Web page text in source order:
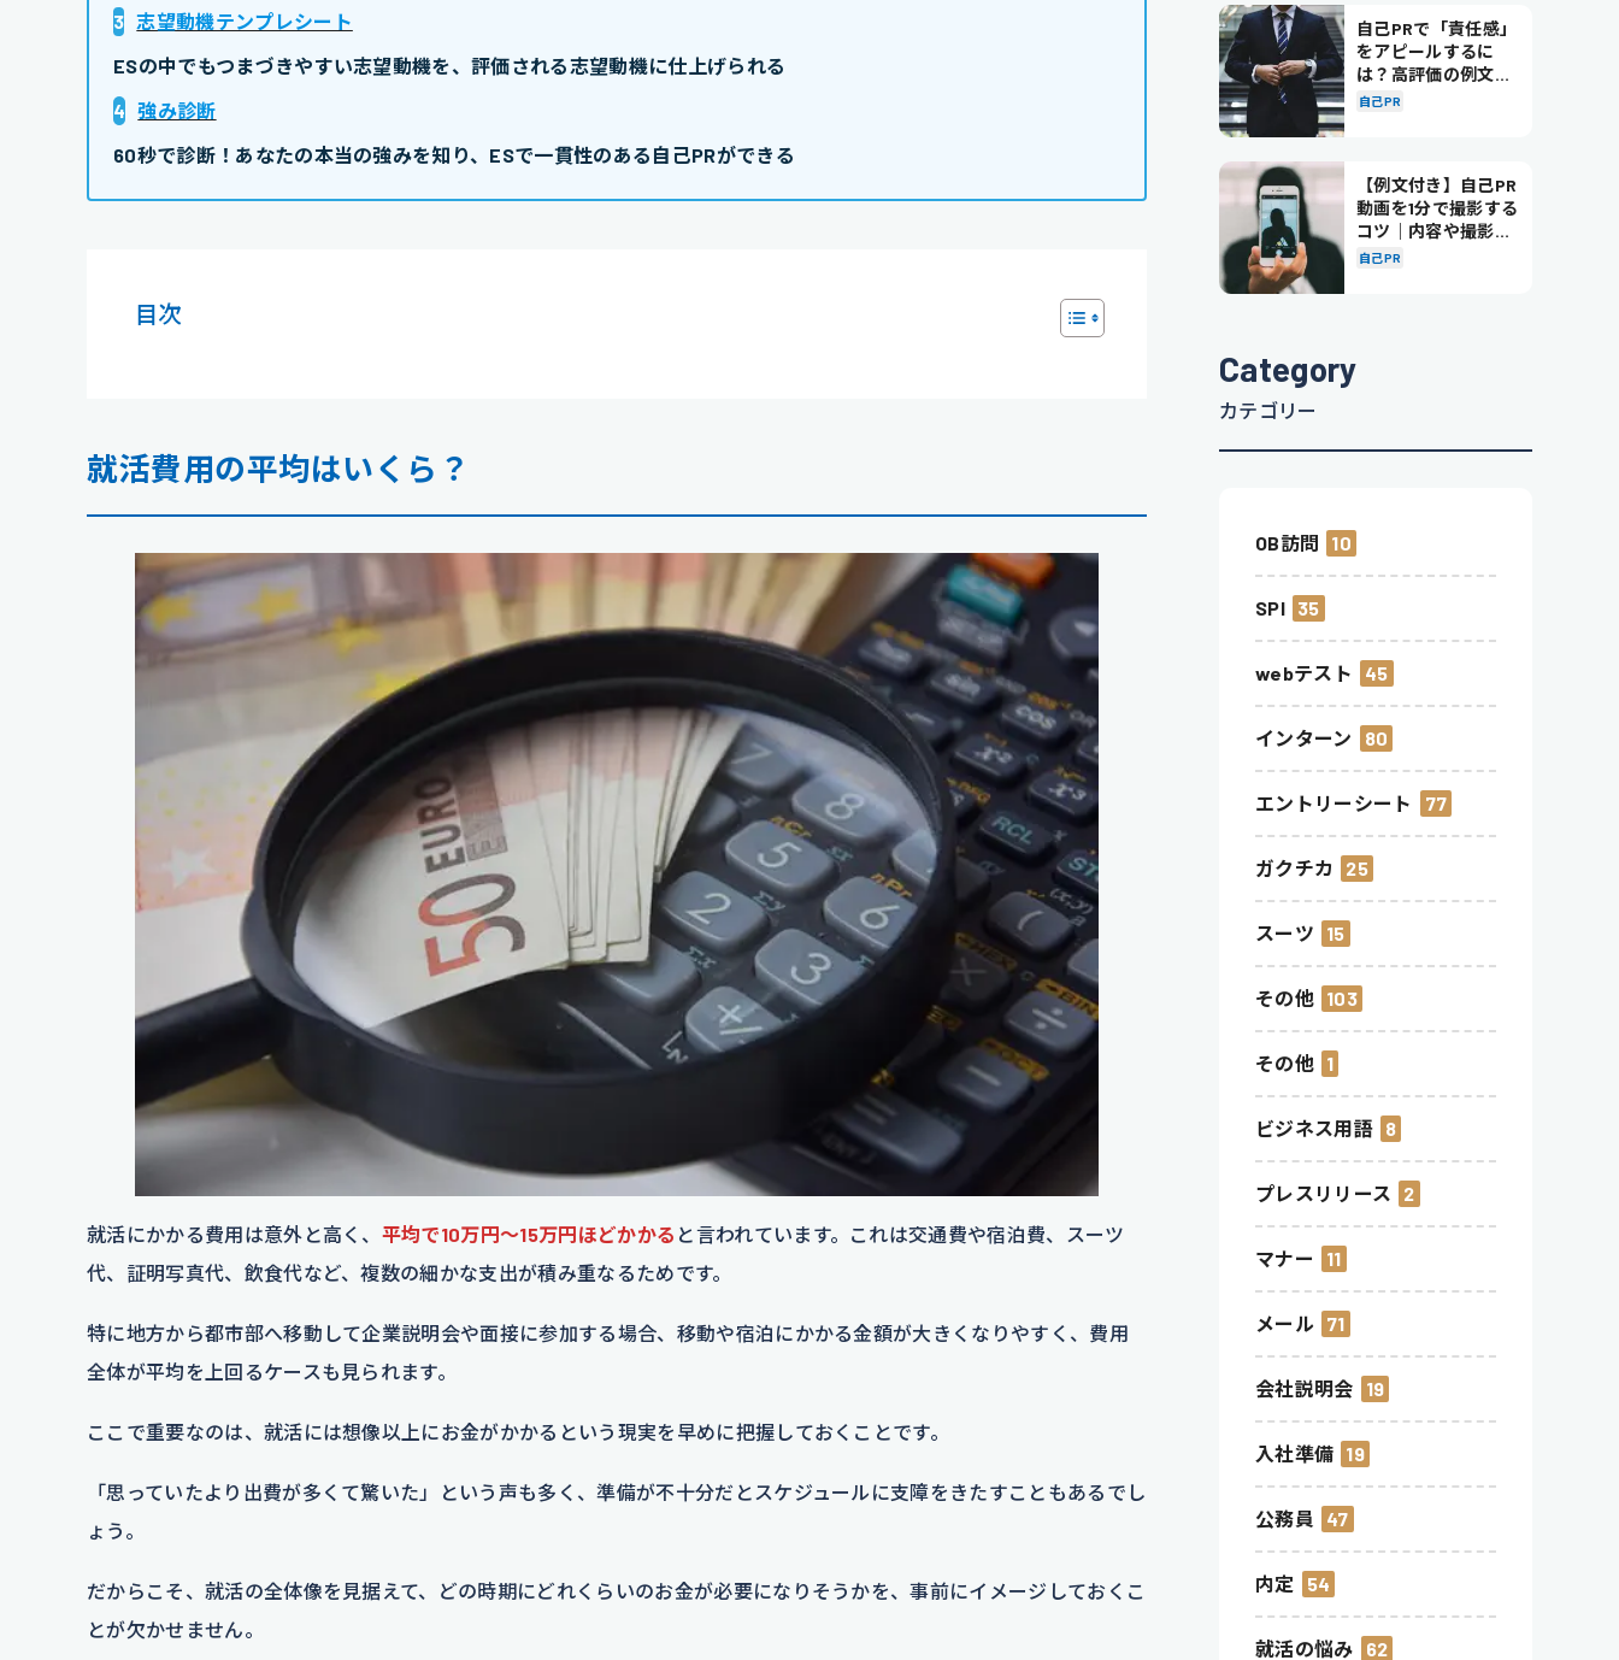
3 志望動機テンプレシート
ESの中でもつまづきやすい志望動機を、評価される志望動機に仕上げられる
4 強み診断
60秒で診断！あなたの本当の強みを知り、ESで一貫性のある自己PRができる
目次
就活費用の平均はいくら？
就活にかかる費用は意外と高く、 平均で10万円〜15万円ほどかかる と言われています。これは交通費や宿泊費、スーツ
代、証明写真代、飲食代など、複数の細かな支出が積み重なるためです。
特に地方から都市部へ移動して企業説明会や面接に参加する場合、移動や宿泊にかかる金額が大きくなりやすく、費用
全体が平均を上回るケースも見られます。
ここで重要なのは、就活には想像以上にお金がかかるという現実を早めに把握しておくことです。
「思っていたより出費が多くて驚いた」という声も多く、準備が不十分だとスケジュールに支障をきたすこともあるでし
ょう。
だからこそ、就活の全体像を見据えて、どの時期にどれくらいのお金が必要になりそうかを、事前にイメージしておくこ
とが欠かせません。
自己PRで「責任感」
をアピールするに
は？高評価の例文も
紹介！
自己PR
【例文付き】自己PR
動画を1分で撮影する
コツ｜内容や撮影の
ポイントも解説
自己PR
Category
カテゴリー
OB訪問 10
SPI 35
webテスト 45
インターン 80
エントリーシート 77
ガクチカ 25
スーツ 15
その他 103
その他 1
ビジネス用語 8
プレスリリース 2
マナー 11
メール 71
会社説明会 19
入社準備 19
公務員 47
内定 54
就活の悩み 62